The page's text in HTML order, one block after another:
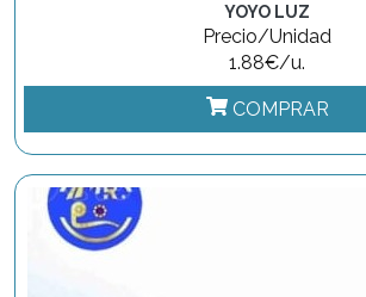
YOYO LUZ
Precio/Unidad
1.88€/u.
COMPRAR